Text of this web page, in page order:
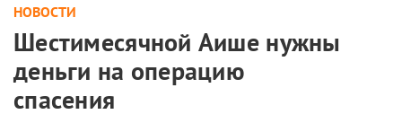
НОВОСТИ
Шестимесячной Аише нужны
деньги на операцию
спасения